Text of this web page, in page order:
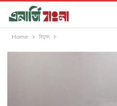
Home বিদ্যুৎ